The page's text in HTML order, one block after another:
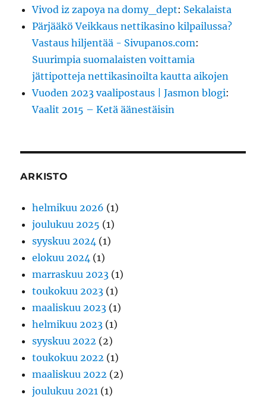
Vivod iz zapoya na domy_dept: Sekalaista
Pärjääkö Veikkaus nettikasino kilpailussa?
Vastaus hiljentää - Sivupanos.com:
Suurimpia suomalaisten voittamia
jättipotteja nettikasinoilta kautta aikojen
Vuoden 2023 vaalipostaus | Jasmon blogi:
Vaalit 2015 – Ketä äänestäisin
ARKISTO
helmikuu 2026 (1)
joulukuu 2025 (1)
syyskuu 2024 (1)
elokuu 2024 (1)
marraskuu 2023 (1)
toukokuu 2023 (1)
maaliskuu 2023 (1)
helmikuu 2023 (1)
syyskuu 2022 (2)
toukokuu 2022 (1)
maaliskuu 2022 (2)
joulukuu 2021 (1)